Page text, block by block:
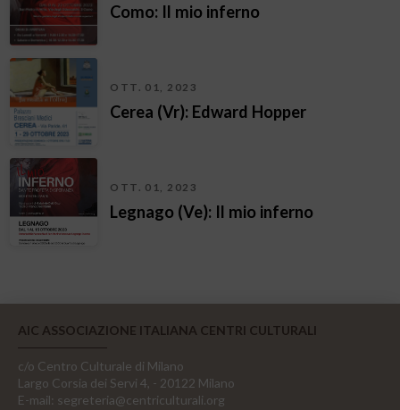
Como: Il mio inferno
OTT. 01, 2023
Cerea (Vr): Edward Hopper
OTT. 01, 2023
Legnago (Ve): Il mio inferno
AIC ASSOCIAZIONE ITALIANA CENTRI CULTURALI
c/o Centro Culturale di Milano
Largo Corsia dei Servi 4, - 20122 Milano
E-mail: segreteria@centriculturali.org